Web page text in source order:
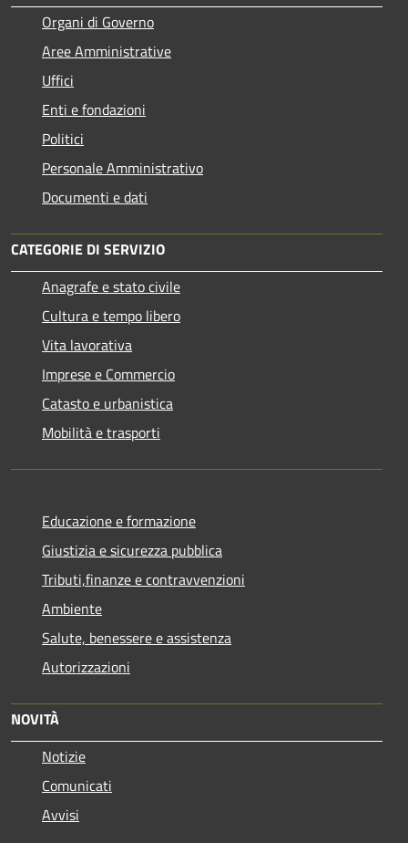
Organi di Governo
Aree Amministrative
Uffici
Enti e fondazioni
Politici
Personale Amministrativo
Documenti e dati
CATEGORIE DI SERVIZIO
Anagrafe e stato civile
Cultura e tempo libero
Vita lavorativa
Imprese e Commercio
Catasto e urbanistica
Mobilità e trasporti
Educazione e formazione
Giustizia e sicurezza pubblica
Tributi,finanze e contravvenzioni
Ambiente
Salute, benessere e assistenza
Autorizzazioni
NOVITÀ
Notizie
Comunicati
Avvisi